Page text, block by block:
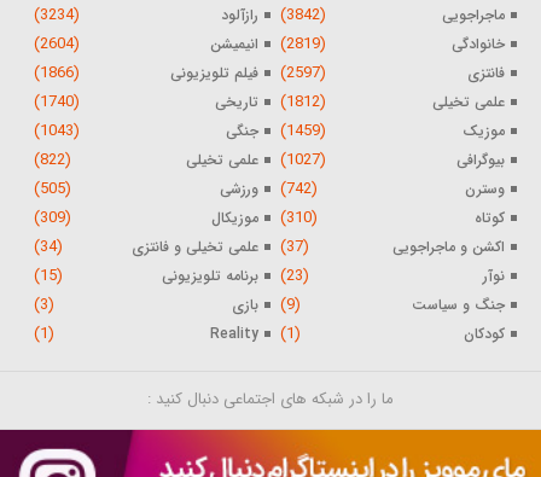
ماجراجویی (3842) رازآلود (3234)
خانوادگی (2819) انیمیشن (2604)
فانتزی (2597) فیلم تلویزیونی (1866)
علمی تخیلی (1812) تاریخی (1740)
موزیک (1459) جنگی (1043)
بیوگرافی (1027) علمی تخیلی (822)
وسترن (742) ورزشی (505)
کوتاه (310) موزیکال (309)
اکشن و ماجراجویی (37) علمی تخیلی و فانتزی (34)
نوآر (23) برنامه تلویزیونی (15)
جنگ و سیاست (9) بازی (3)
کودکان (1)
Reality
(1)
ما را در شبکه های اجتماعی دنبال کنید :